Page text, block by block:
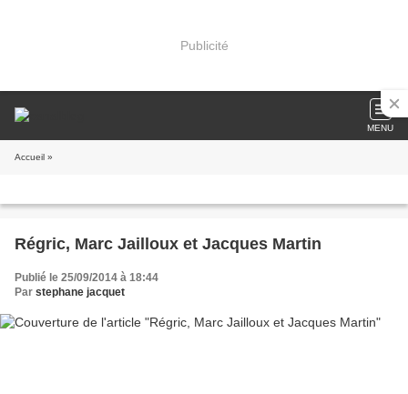
Publicité
MENU
Accueil »
Régric, Marc Jailloux et Jacques Martin
Publié le 25/09/2014 à 18:44
Par stephane jacquet